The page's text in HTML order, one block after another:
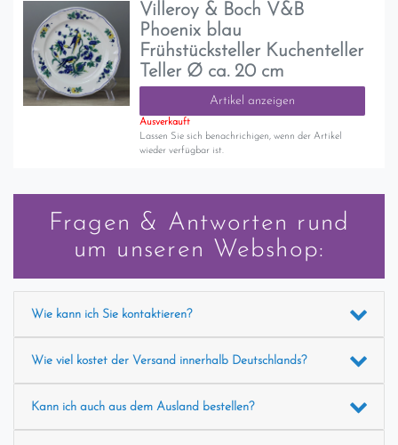
Villeroy & Boch V&B
Phoenix blau
Frühstücksteller Kuchenteller
Teller Ø ca. 20 cm
Artikel anzeigen
Ausverkauft
Lassen Sie sich benachrichigen, wenn der Artikel
wieder verfügbar ist.
Fragen & Antworten rund
um unseren Webshop:
Wie kann ich Sie kontaktieren?
Wie viel kostet der Versand innerhalb Deutschlands?
Kann ich auch aus dem Ausland bestellen?